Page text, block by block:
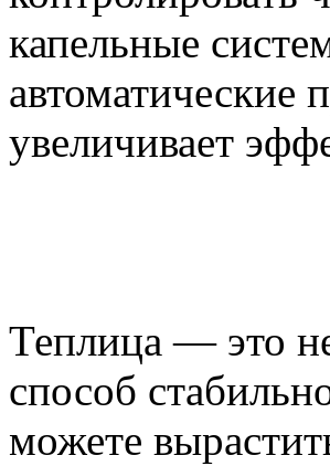
капельные
автоматические
увеличивает
Теплица — это
способ
можете